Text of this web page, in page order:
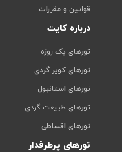
قوانین و مقررات
درباره کایت
تورهای یک روزه
تورهای کویر گردی
تورهای استانبول
تورهای طبیعت گردی
تورهای اقساطی
تورهای پرطرفدار